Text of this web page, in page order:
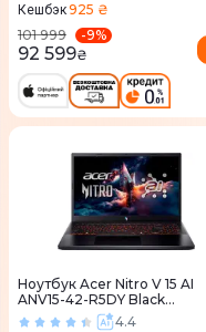
Кешбэк925 ₴
101 999
-9%
92 599₴
Ноутбук Acer Nitro V 15 AI
ANV15-42-R5DY Black
(NH.QV4EU.006)4.4